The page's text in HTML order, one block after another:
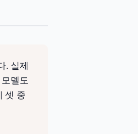
. 실제
델도
셋 중